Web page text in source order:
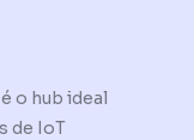
o hub ideal
de IoT